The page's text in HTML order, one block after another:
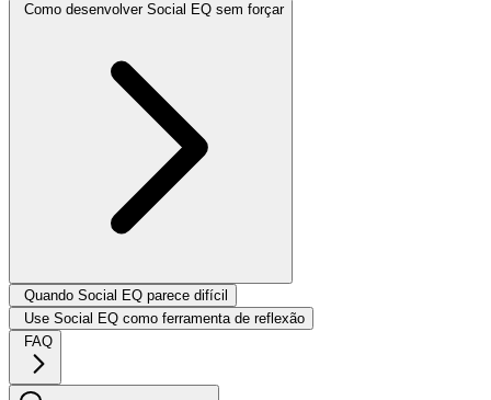
Como desenvolver Social EQ sem forçar
Quando Social EQ parece difícil
Use Social EQ como ferramenta de reflexão
FAQ